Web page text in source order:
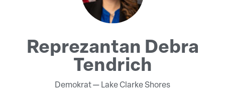
Reprezantan Debra
Tendrich
Demokrat — Lake Clarke Shores